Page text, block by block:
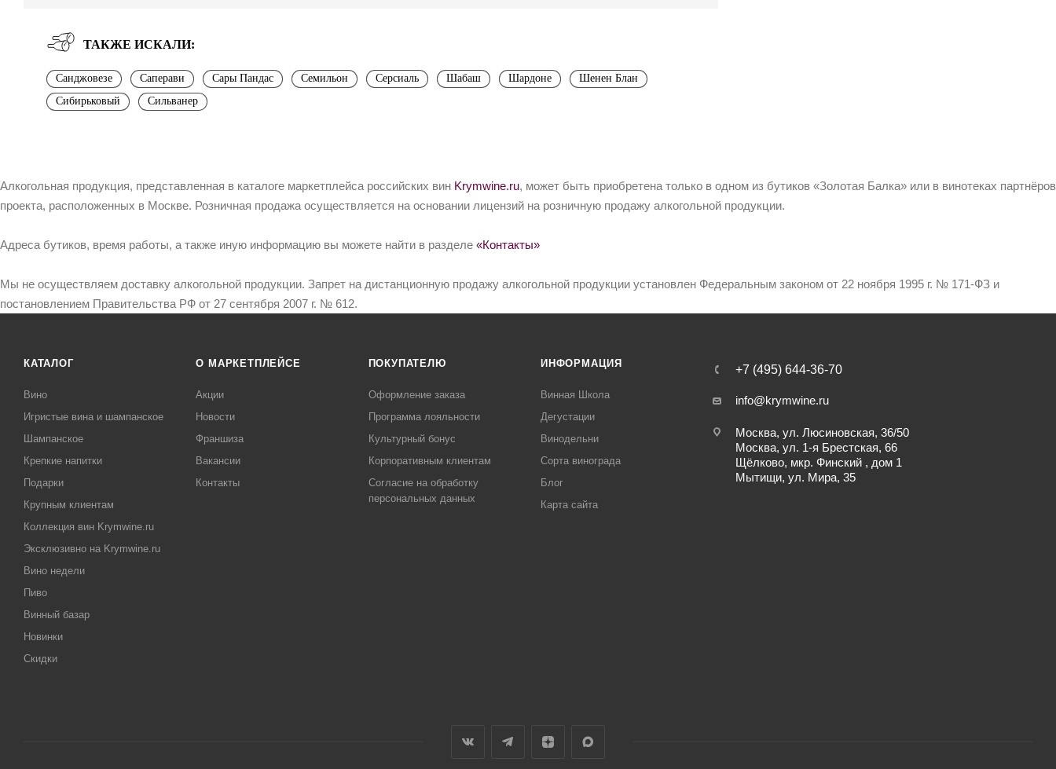
ТАКЖЕ ИСКАЛИ:
Санджовезе Саперави Сары Пандас Семильон Серсиаль Шабаш Шардоне
Шенен Блан
Сибирьковый
Сильванер
Алкогольная продукция, представленная в каталоге маркетплейса российских вин Krymwine.ru, может быть приобретена только в одном из бутиков «Золотая Балка» или в винотеках партнёров
проекта, расположенных в Москве. Розничная продажа осуществляется на основании лицензий на розничную продажу алкогольной продукции.
Адреса бутиков, время работы, а также иную информацию вы можете найти в разделе «Контакты»
Мы не осуществляем доставку алкогольной продукции. Запрет на дистанционную продажу алкогольной продукции установлен Федеральным законом от 22 ноября 1995 г. № 171-ФЗ и
постановлением Правительства РФ от 27 сентября 2007 г. № 612.
КАТАЛОГ
Вино
Игристые вина и шампанское
Шампанское
Крепкие напитки
Подарки
Крупным клиентам
Коллекция вин Krymwine.ru
Эксклюзивно на Krymwine.ru
Вино недели
Пиво
Винный базар
Новинки
Скидки
О МАРКЕТПЛЕЙСЕ
Акции
Новости
Франшиза
Вакансии
Контакты
ПОКУПАТЕЛЮ
Оформление заказа
Программа лояльности
Культурный бонус
Корпоративным клиентам
Согласие на обработку
персональных данных
ИНФОРМАЦИЯ
Винная Школа
Дегустации
Винодельни
Сорта винограда
Блог
Карта сайта
+7 (495) 644-36-70
info@krymwine.ru
Москва, ул. Люсиновская, 36/50
Москва, ул. 1-я Брестская, 66
Щёлково, мкр. Финский , дом 1
Мытищи, ул. Мира, 35